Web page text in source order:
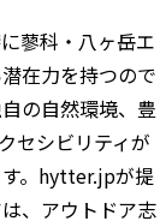
蓼科・八ヶ岳エ
在力を持つので
の自然環境、豊
セシビリティが
。hytter.jpが提
、アウトドア志